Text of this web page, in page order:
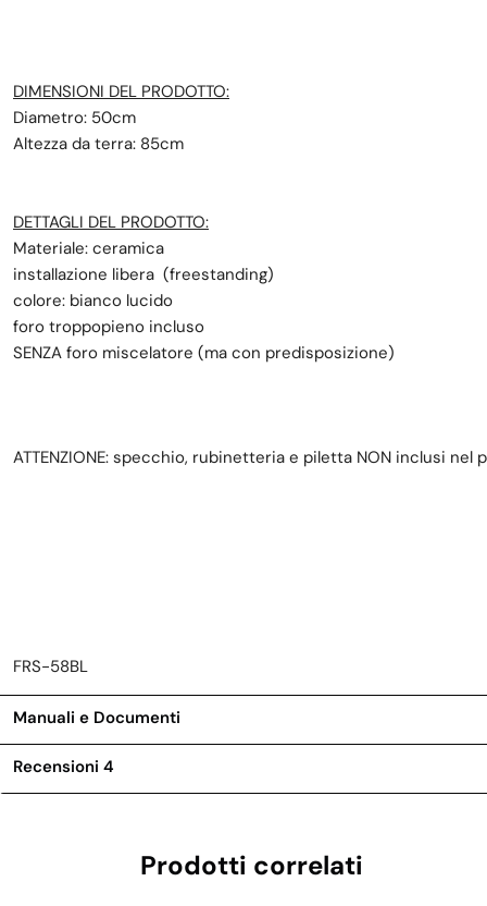
DIMENSIONI DEL PRODOTTO:
Diametro: 50cm
Altezza da terra: 85cm
DETTAGLI DEL PRODOTTO:
Materiale: ceramica
installazione libera (freestanding)
colore: bianco lucido
foro troppopieno incluso
SENZA foro miscelatore (ma con predisposizione)
ATTENZIONE: specchio, rubinetteria e piletta NON inclusi nel
FRS-58BL
Manuali e Documenti
Recensioni 4
Prodotti correlati